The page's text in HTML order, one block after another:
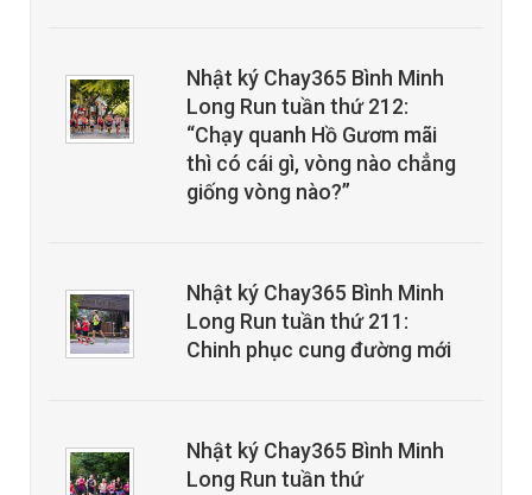
Nhật ký Chay365 Bình Minh
Long Run tuần thứ 212:
“Chạy quanh Hồ Gươm mãi
thì có cái gì, vòng nào chẳng
giống vòng nào?”
Nhật ký Chay365 Bình Minh
Long Run tuần thứ 211:
Chinh phục cung đường mới
Nhật ký Chay365 Bình Minh
Long Run tuần thứ